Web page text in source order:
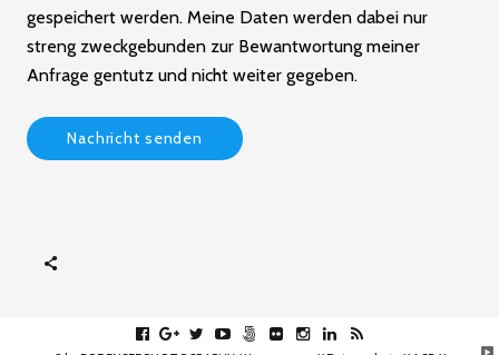
gespeichert werden. Meine Daten werden dabei nur
streng zweckgebunden zur Bewantwortung meiner
Anfrage gentutz und nicht weiter gegeben.
facebook
gplustwitteryoutubefivehundredpx
flickr instagram
linkedin